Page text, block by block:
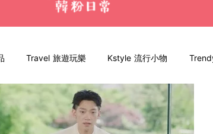
Travel 旅遊玩樂 Kstyle 流行小物